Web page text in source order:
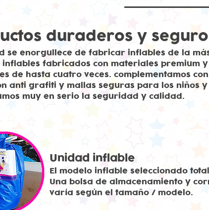
duraderos y
se enorgullece de fabricar inflables de la
inflables fabricados con materiales premium
de hasta cuatro veces. complementamos
anti grafiti y mallas seguras para los niños
muy en serio la seguridad y calidad.
Unidad inflable
El modelo inflable seleccionado
Una bolsa de almacenamiento y
varía según el tamaño / modelo.